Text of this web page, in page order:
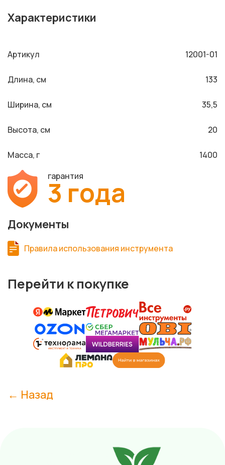
Характеристики
Артикул 12001-01
Длина, см 133
Ширина, см 35,5
Высота, см 20
Масса, г
1400
гарантия
3 года
Документы
Правила использования инструмента
Перейти к покупке
← Назад